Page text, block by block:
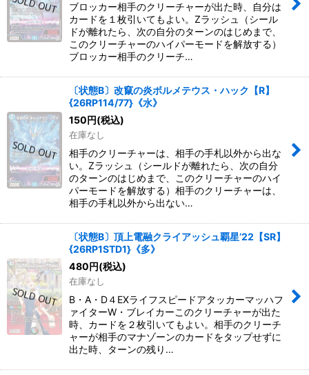
ブロッカー相手のクリーチャーが出た時、自分は
カードを１枚引いてもよい。Zラッシュ（シール
ドが離れたら、次の自分のターンのはじめまで、
このクリーチャーのハイパーモードを解放する）
ブロッカー相手のクリーチ…
〔状態B〕改竄の炎ボルメテウス・ハック【R】
{26RP114/77}《水》
150円(税込)
在庫なし
相手のクリーチャーは、相手の手札以外から出な
い。Zラッシュ（シールドが離れたら、次の自分
のターンのはじめまで、このクリーチャーのハイ
パーモードを解放する）相手のクリーチャーは、
相手の手札以外から出ない…
〔状態B〕頂上電融クライアッシュ覇星’22【SR】
{26RP1STD1}《多》
480円(税込)
在庫なし
B・A・D４EXライフスピードアタッカーマッハフ
ァイターW・ブレイカーこのクリーチャーが出た
時、カードを２枚引いてもよい。相手のクリーチ
ャーが相手のマナゾーンのカードをタップせずに
出た時、ターンの残り…